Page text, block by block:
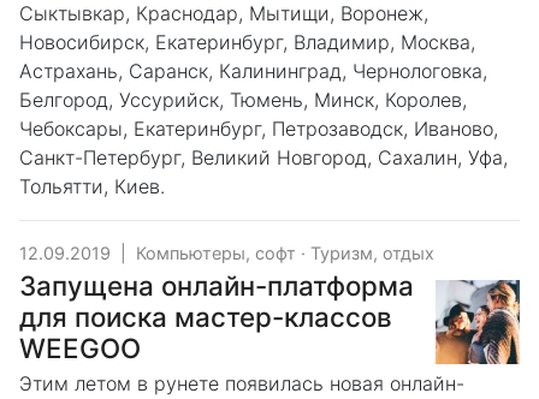
Сыктывкар, Краснодар, Мытищи, Воронеж,
Новосибирск, Екатеринбург, Владимир, Москва,
Астрахань, Саранск, Калининград, Чернологовка,
Белгород, Уссурийск, Тюмень, Минск, Королев,
Чебоксары, Екатеринбург, Петрозаводск, Иваново,
Санкт-Петербург, Великий Новгород, Сахалин, Уфа,
Тольятти, Киев.
12.09.2019 Компьютеры, софт · Туризм, отдых
Запущена онлайн-платформа
для поиска мастер-классов
WEEGOO
Этим летом в рунете появилась новая онлайн-